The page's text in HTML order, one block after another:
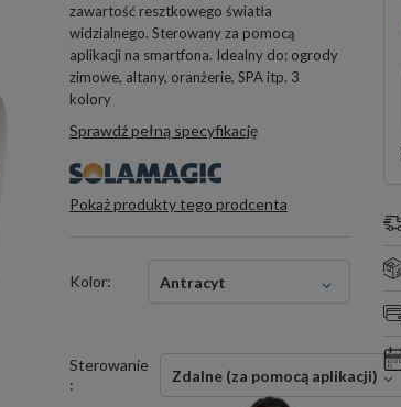
zawartość resztkowego światła
widzialnego. Sterowany za pomocą
aplikacji na smartfona. Idealny do: ogrody
zimowe, altany, oranżerie, SPA itp. 3
kolory
Sprawdź pełną specyfikację
Pokaż produkty tego prodcenta
Kolor: Antracyt
Sterowanie
:
Zdalne (za pomocą aplikacji)